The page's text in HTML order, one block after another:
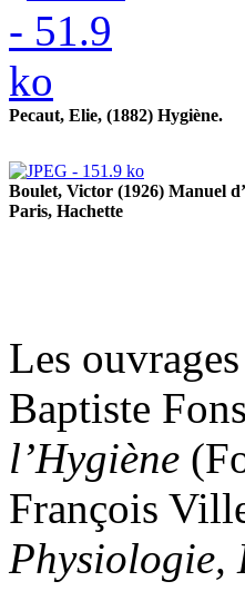
Pecaut, Elie, (1882) Hygiène.
Boulet, Victor (1926) Manuel
Paris, Hachette
Les
Baptiste
l’Hygiène
François
Physiologie,